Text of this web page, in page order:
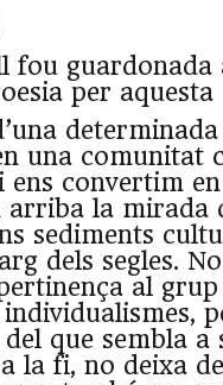
fou guardonada
per aquesta
una comunitat
convertim
arriba la mirada
sediments
dels segles.
al
que sembla a
la fi, no deixa